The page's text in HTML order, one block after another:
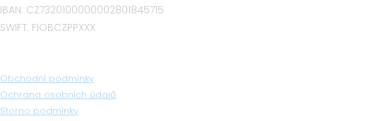
IBAN: CZ7320100000002801845715
SWIFT: FIOBCZPPXXX
Obchodní podmínky
Ochrana osobních údajů
Storno podmínky